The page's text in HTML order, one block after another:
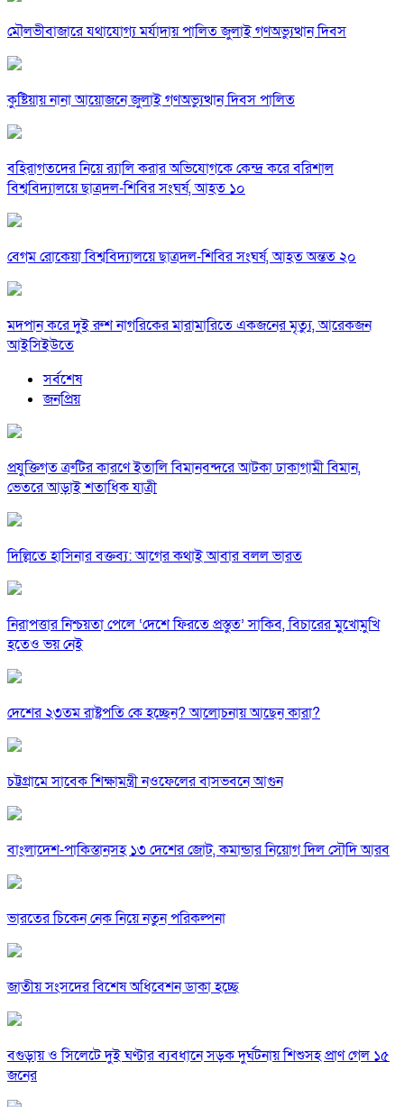
মৌলভীবাজারে যথাযোগ্য মর্যাদায় পালিত জুলাই গণঅভ্যুত্থান দিবস
কুষ্টিয়ায় নানা আয়োজনে জুলাই গণঅভ্যুত্থান দিবস পালিত
বহিরাগতদের নিয়ে র‍্যালি করার অভিযোগকে কেন্দ্র করে বরিশাল
বিশ্ববিদ্যালয়ে ছাত্রদল-শিবির সংঘর্ষ, আহত ১০
বেগম রোকেয়া বিশ্ববিদ্যালয়ে ছাত্রদল-শিবির সংঘর্ষ, আহত অন্তত ২০
মদপান করে দুই রুশ নাগরিকের মারামারিতে একজনের মৃত্যু, আরেকজন
আইসিইউতে
সর্বশেষ
জনপ্রিয়
প্রযুক্তিগত ত্রুটির কারণে ইতালি বিমানবন্দরে আটকা ঢাকাগামী বিমান,
ভেতরে আড়াই শতাধিক যাত্রী
দিল্লিতে হাসিনার বক্তব্য: আগের কথাই আবার বলল ভারত
নিরাপত্তার নিশ্চয়তা পেলে ‘দেশে ফিরতে প্রস্তুত’ সাকিব, বিচারের মুখোমুখি
হতেও ভয় নেই
দেশের ২৩তম রাষ্ট্রপতি কে হচ্ছেন? আলোচনায় আছেন কারা?
চট্টগ্রামে সাবেক শিক্ষামন্ত্রী নওফেলের বাসভবনে আগুন
বাংলাদেশ-পাকিস্তানসহ ১৩ দেশের জোট, কমান্ডার নিয়োগ দিল সৌদি আরব
ভারতের চিকেন নেক নিয়ে নতুন পরিকল্পনা
জাতীয় সংসদের বিশেষ অধিবেশন ডাকা হচ্ছে
বগুড়ায় ও সিলেটে দুই ঘণ্টার ব্যবধানে সড়ক দুর্ঘটনায় শিশুসহ প্রাণ গেল ১৫
জনের